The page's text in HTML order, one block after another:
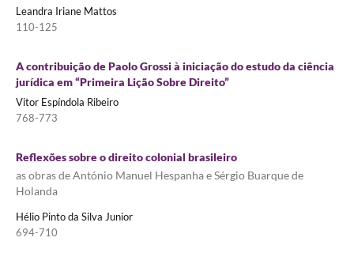
Leandra Iriane Mattos
110-125
A contribuição de Paolo Grossi à iniciação do estudo da ciência
jurídica em “Primeira Lição Sobre Direito”
Vitor Espíndola Ribeiro
768-773
Reflexões sobre o direito colonial brasileiro
as obras de António Manuel Hespanha e Sérgio Buarque de
Holanda
Hélio Pinto da Silva Junior
694-710